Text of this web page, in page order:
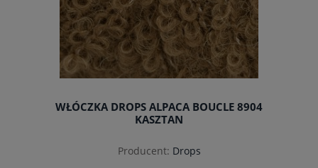
WŁÓCZKA DROPS ALPACA BOUCLE 8904
KASZTAN
Producent: Drops